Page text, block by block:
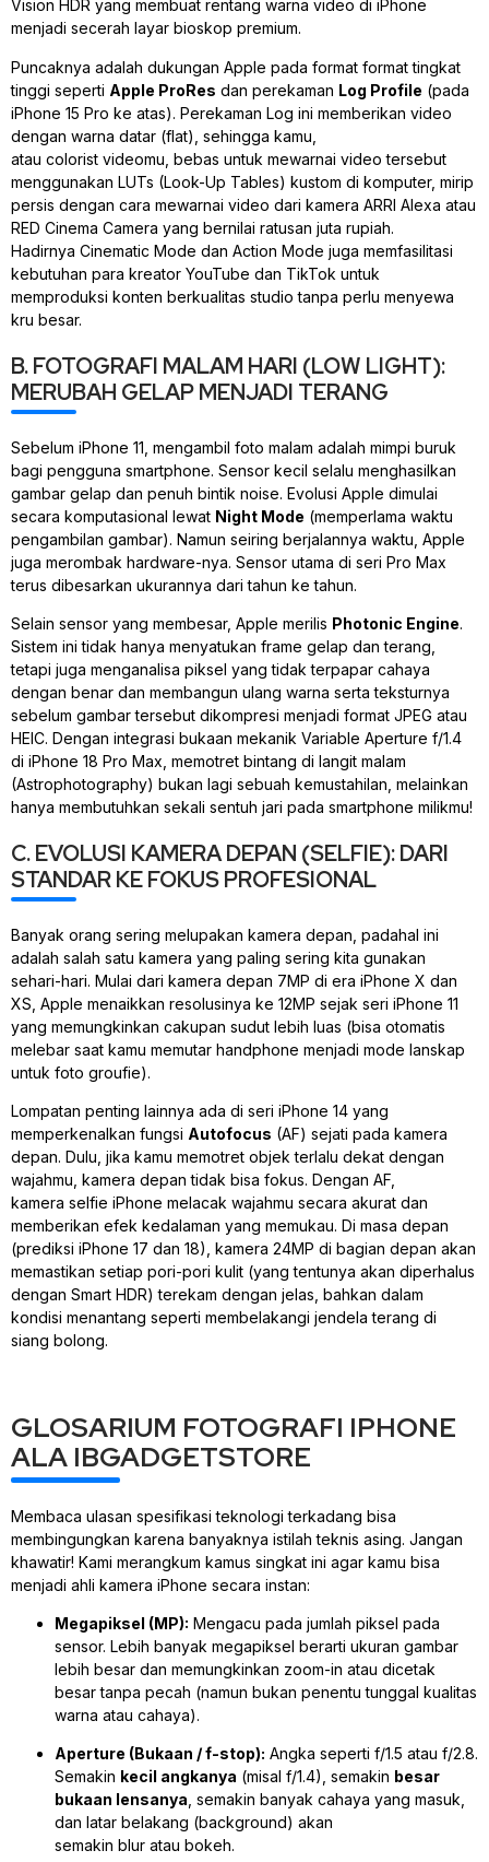
Vision HDR yang membuat rentang warna video di iPhone
menjadi secerah layar bioskop premium.
Puncaknya adalah dukungan Apple pada format format tingkat
tinggi seperti Apple ProRes dan perekaman Log Profile (pada
iPhone 15 Pro ke atas). Perekaman Log ini memberikan video
dengan warna datar (flat), sehingga kamu,
atau colorist videomu, bebas untuk mewarnai video tersebut
menggunakan LUTs (Look-Up Tables) kustom di komputer, mirip
persis dengan cara mewarnai video dari kamera ARRI Alexa atau
RED Cinema Camera yang bernilai ratusan juta rupiah.
Hadirnya Cinematic Mode dan Action Mode juga memfasilitasi
kebutuhan para kreator YouTube dan TikTok untuk
memproduksi konten berkualitas studio tanpa perlu menyewa
kru besar.
B. FOTOGRAFI MALAM HARI (LOW LIGHT):
MERUBAH GELAP MENJADI TERANG
Sebelum iPhone 11, mengambil foto malam adalah mimpi buruk
bagi pengguna smartphone. Sensor kecil selalu menghasilkan
gambar gelap dan penuh bintik noise. Evolusi Apple dimulai
secara komputasional lewat Night Mode (memperlama waktu
pengambilan gambar). Namun seiring berjalannya waktu, Apple
juga merombak hardware-nya. Sensor utama di seri Pro Max
terus dibesarkan ukurannya dari tahun ke tahun.
Selain sensor yang membesar, Apple merilis Photonic Engine.
Sistem ini tidak hanya menyatukan frame gelap dan terang,
tetapi juga menganalisa piksel yang tidak terpapar cahaya
dengan benar dan membangun ulang warna serta teksturnya
sebelum gambar tersebut dikompresi menjadi format JPEG atau
HEIC. Dengan integrasi bukaan mekanik Variable Aperture f/1.4
di iPhone 18 Pro Max , memotret bintang di langit malam
(Astrophotography) bukan lagi sebuah kemustahilan, melainkan
hanya membutuhkan sekali sentuh jari pada smartphone milikmu!
C. EVOLUSI KAMERA DEPAN (SELFIE): DARI
STANDAR KE FOKUS PROFESIONAL
Banyak orang sering melupakan kamera depan, padahal ini
adalah salah satu kamera yang paling sering kita gunakan
sehari-hari. Mulai dari kamera depan 7MP di era iPhone X dan
XS, Apple menaikkan resolusinya ke 12MP sejak seri iPhone 11
yang memungkinkan cakupan sudut lebih luas (bisa otomatis
melebar saat kamu memutar handphone menjadi mode lanskap
untuk foto groufie).
Lompatan penting lainnya ada di seri iPhone 14 yang
memperkenalkan fungsi Autofocus (AF) sejati pada kamera
depan. Dulu, jika kamu memotret objek terlalu dekat dengan
wajahmu, kamera depan tidak bisa fokus. Dengan AF,
kamera selfie iPhone melacak wajahmu secara akurat dan
memberikan efek kedalaman yang memukau. Di masa depan
(prediksi iPhone 17 dan 18), kamera 24MP di bagian depan akan
memastikan setiap pori-pori kulit (yang tentunya akan diperhalus
dengan Smart HDR) terekam dengan jelas, bahkan dalam
kondisi menantang seperti membelakangi jendela terang di
siang bolong.
GLOSARIUM FOTOGRAFI IPHONE
ALA IBGADGETSTORE
Membaca ulasan spesifikasi teknologi terkadang bisa
membingungkan karena banyaknya istilah teknis asing. Jangan
khawatir! Kami merangkum kamus singkat ini agar kamu bisa
menjadi ahli kamera iPhone secara instan:
Megapiksel (MP): Mengacu pada jumlah piksel pada
sensor. Lebih banyak megapiksel berarti ukuran gambar
lebih besar dan memungkinkan zoom-in atau dicetak
besar tanpa pecah (namun bukan penentu tunggal kualitas
warna atau cahaya).
Aperture (Bukaan / f-stop): Angka seperti f/1.5 atau f/2.8.
Semakin kecil angkanya (misal f/1.4), semakin besar
bukaan lensanya, semakin banyak cahaya yang masuk,
dan latar belakang (background) akan
semakin blur atau bokeh.